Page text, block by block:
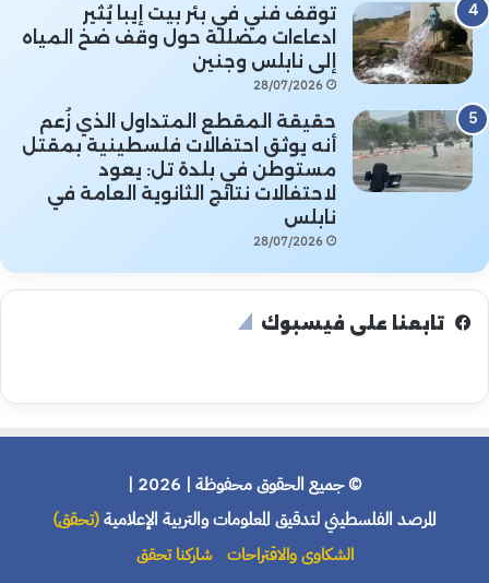
توقف فني في بئر بيت إيبا يُثير
ادعاءات مضللة حول وقف ضخ المياه
إلى نابلس وجنين
28/07/2026
حقيقة المقطع المتداول الذي زُعم
أنه يوثق احتفالات فلسطينية بمقتل
مستوطن في بلدة تل: يعود
لاحتفالات نتائج الثانوية العامة في
نابلس
28/07/2026
تابعنا على فيسبوك
© جميع الحقوق محفوظة | 2026 |
المرصد الفلسطيني لتدقيق المعلومات والتربية الإعلامية(تحقق)
الشكاوى والاقتراحات شاركنا تحقق